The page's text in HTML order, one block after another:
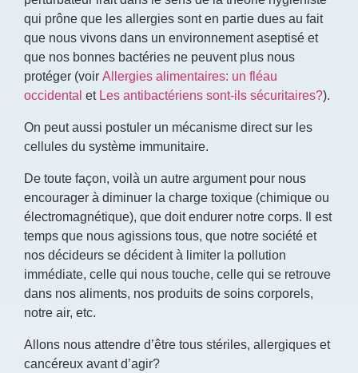
qui prône que les allergies sont en partie dues au fait
que nous vivons dans un environnement aseptisé et
que nos bonnes bactéries ne peuvent plus nous
protéger (voirAllergies alimentaires: un fléau
occidental etLes antibactériens sont-ils sécuritaires?).
On peut aussi postuler un mécanisme direct sur les
cellules du système immunitaire.
De toute façon, voilà un autre argument pour nous
encourager à diminuer la charge toxique (chimique ou
électromagnétique), que doit endurer notre corps. Il est
temps que nous agissions tous, que notre société et
nos décideurs se décident à limiter la pollution
immédiate, celle qui nous touche, celle qui se retrouve
dans nos aliments, nos produits de soins corporels,
notre air, etc.
Allons nous attendre d’être tous stériles, allergiques et
cancéreux avant d’agir?